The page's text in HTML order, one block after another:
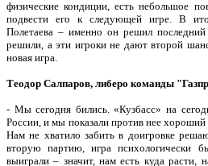
физические кондиции, есть небольшое
подвести его к следующей игре. В
Полетаева – именно он решил
решили, а эти игроки не дают второй
новая игра.
Теодор Салпаров, либеро команды
- Мы сегодня бились. «Кузбасс» на
России, и мы показали против нее
Нам не хватило забить в доигровке
вторую партию, игра психологически
выиграли – значит, нам есть куда расти,